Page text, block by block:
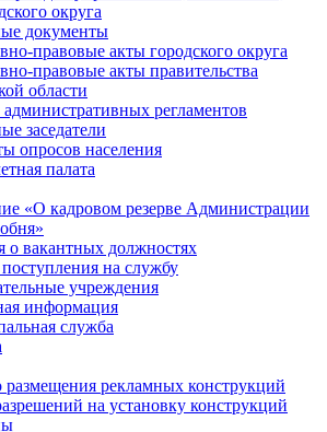
округа
документы
правовые акты городского округа
правовые акты правительства
области
регламентов
заседатели
опросов населения
палата
«О кадровом резерве Администрации
о вакантных должностях
на службу
учреждения
информация
служба
размещения рекламных конструкций
на установку конструкций